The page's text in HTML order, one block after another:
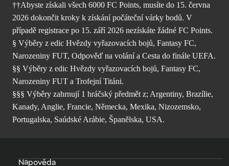
††Abyste získali všech 6000 FC Points, musíte do 15. června
2026 dokončit kroky k získání počáteční várky bodů. V
případě registrace po 15. září 2026 nezískáte žádné FC Points.
§ Výběry z edic Hvězdy vyřazovacích bojů, Fantasy FC,
Narozeniny FUT, Odpověď na volání a Cesta do finále UEFA.
§§ Výběry z edic Hvězdy vyřazovacích bojů, Fantasy FC,
Narozeniny FUT a Trofejní Titáni.
§§§ Výběry zahrnují 1 hráčský předmět z; Argentiny, Brazílie,
Kanady, Anglie, Francie, Německa, Mexika, Nizozemsko,
Portugalska, Saúdské Arábie, Španělska, USA.
Nápověda